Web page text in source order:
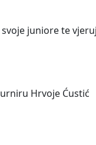
juniore te